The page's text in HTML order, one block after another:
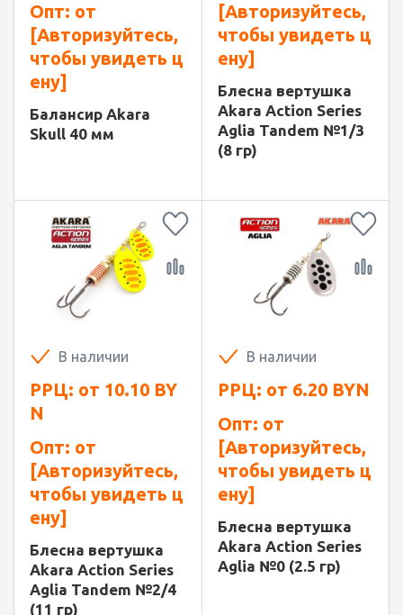
Опт: от
[Авторизуйтесь,
чтобы увидеть ц
ену]
Балансир Akara
Skull 40 мм
[Авторизуйтесь,
чтобы увидеть ц
ену]
Блесна вертушка
Akara Action Series
Aglia Tandem №1/3
(8 гр)
В наличии
РРЦ: от 10.10 BY
N
Опт: от
[Авторизуйтесь,
чтобы увидеть ц
ену]
Блесна вертушка
Akara Action Series
Aglia Tandem №2/4
(11 гр)
В наличии
РРЦ: от 6.20 BYN
Опт: от
[Авторизуйтесь,
чтобы увидеть ц
ену]
Блесна вертушка
Akara Action Series
Aglia №0 (2.5 гр)